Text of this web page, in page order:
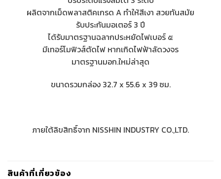
ผลิตจากเม็ดพลาสติคเกรด A ทำให้สีเงา สวยทันสมัย
รับประกันมอเตอร์ 3 ปี
ได้รับมาตรฐานฉลากประหยัดไฟเบอร์ ๕
มีเทอร์โมฟิวส์ตัดไฟ หากเกิดไฟฟ้าลัดวงจร
มาตรฐานมอก.ใหม่ล่าสุด
ขนาดรวมกล่อง 32.7 x 55.6 x 39 ซม.
ภายใต้ลิขสิทธิ์จาก NISSHIN INDUSTRY CO.,LTD.
สินค้าที่เกี่ยวข้อง